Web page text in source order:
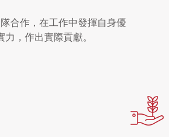
合作，在工作中發揮自身優
力，作出實際貢獻。